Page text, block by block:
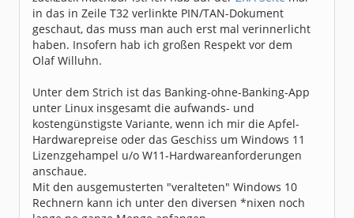
in das in Zeile T32 verlinkte PIN/TAN-Dokument
geschaut, das muss man auch erst mal verinnerlicht
haben. Insofern hab ich großen Respekt vor dem
Olaf Willuhn.
Unter dem Strich ist das Banking-ohne-Banking-App
unter Linux insgesamt die aufwands- und
kostengünstigste Variante, wenn ich mir die Apfel-
Hardwarepreise oder das Geschiss um Windows 11
Lizenzgehampel u/o W11-Hardwareanforderungen
anschaue.
Mit den ausgemusterten "veralteten" Windows 10
Rechnern kann ich unter den diversen *nixen noch